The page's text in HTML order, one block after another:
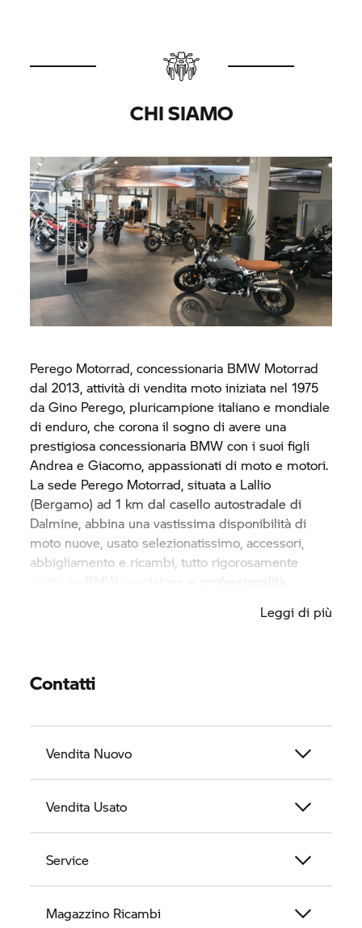
CHI SIAMO
Perego Motorrad, concessionaria BMW Motorrad
dal 2013, attività di vendita moto iniziata nel 1975
da Gino Perego, pluricampione italiano e mondiale
di enduro, che corona il sogno di avere una
prestigiosa concessionaria BMW con i suoi figli
Andrea e Giacomo, appassionati di moto e motori.
La sede Perego Motorrad, situata a Lallio
(Bergamo) ad 1 km dal casello autostradale di
Dalmine, abbina una vastissima disponibilità di
moto nuove, usato selezionatissimo, accessori,
abbigliamento e ricambi, tutto rigorosamente
originale BMW, precisione e professionalità
familiare, privilegiando il rapporto diretto con il
Leggi di più
Contatti
Vendita Nuovo
Vendita Usato
Service
Magazzino Ricambi